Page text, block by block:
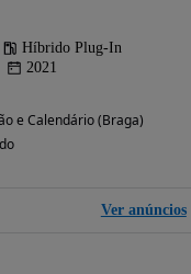
Híbrido Plug-In
2021
e Calendário (Braga)
Ver anúncios